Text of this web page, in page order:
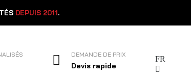
DEPUIS 2011.
DEMANDE DE PRIX
Devis rapide
FR